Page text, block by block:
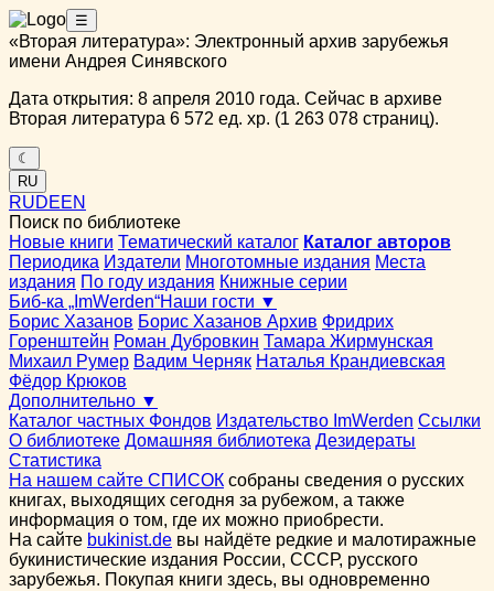
☰
«Вторая литература»: Электронный архив зарубежья
имени Андрея Синявского
Дата открытия: 8 апреля 2010 года. Сейчас в архиве
Вторая литература 6 572 ед. хр. (1 263 078 страниц).
☾
RU
RUDEEN
Поиск по библиотеке
Новые книги Тематический каталог Каталог авторов
Периодика Издатели Многотомные издания Места
издания По году издания Книжные серии
Биб-ка „ImWerden“Наши гости ▼
Борис Хазанов Борис Хазанов Архив Фридрих
Горенштейн Роман Дубровкин Тамара Жирмунская
Михаил Румер Вадим Черняк Наталья Крандиевская
Фёдор Крюков
Дополнительно ▼
Каталог частных Фондов Издательство ImWerden Ссылки
О библиотеке Домашняя библиотека Дезидераты
Статистика
На нашем сайте СПИСОК собраны сведения о русских
книгах, выходящих сегодня за рубежом, а также
информация о том, где их можно приобрести.
На сайте bukinist.de вы найдёте редкие и малотиражные
букинистические издания России, СССР, русского
зарубежья. Покупая книги здесь, вы одновременно